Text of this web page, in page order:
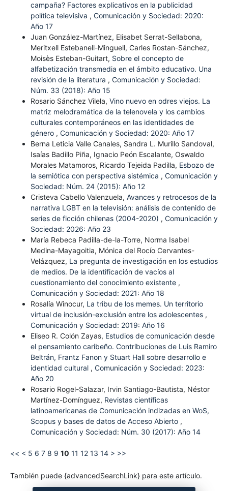
campaña? Factores explicativos en la publicidad
política televisiva , Comunicación y Sociedad: 2020:
Año 17
Juan González-Martínez, Elisabet Serrat-Sellabona,
Meritxell Estebanell-Minguell, Carles Rostan-Sánchez,
Moisès Esteban-Guitart, Sobre el concepto de
alfabetización transmedia en el ámbito educativo. Una
revisión de la literatura , Comunicación y Sociedad:
Núm. 33 (2018): Año 15
Rosario Sánchez Vilela, Vino nuevo en odres viejos. La
matriz melodramática de la telenovela y los cambios
culturales contemporáneos en las identidades de
género , Comunicación y Sociedad: 2020: Año 17
Berna Leticia Valle Canales, Sandra L. Murillo Sandoval,
Isaías Badillo Piña, Ignacio Peón Escalante, Oswaldo
Morales Matamoros, Ricardo Tejeida Padilla, Esbozo de
la semiótica con perspectiva sistémica , Comunicación y
Sociedad: Núm. 24 (2015): Año 12
Cristeva Cabello Valenzuela, Avances y retrocesos de la
narrativa LGBT en la televisión: análisis de contenido de
series de ficción chilenas (2004-2020) , Comunicación y
Sociedad: 2026: Año 23
María Rebeca Padilla-de-la-Torre, Norma Isabel
Medina-Mayagoitia, Mónica del Rocío Cervantes-
Velázquez, La pregunta de investigación en los estudios
de medios. De la identificación de vacíos al
cuestionamiento del conocimiento existente ,
Comunicación y Sociedad: 2021: Año 18
Rosalía Winocur, La tribu de los memes. Un territorio
virtual de inclusión-exclusión entre los adolescentes ,
Comunicación y Sociedad: 2019: Año 16
Eliseo R. Colón Zayas, Estudios de comunicación desde
el pensamiento caribeño. Contribuciones de Luis Ramiro
Beltrán, Frantz Fanon y Stuart Hall sobre desarrollo e
identidad cultural , Comunicación y Sociedad: 2023:
Año 20
Rosario Rogel-Salazar, Irvin Santiago-Bautista, Néstor
Martínez-Domínguez, Revistas científicas
latinoamericanas de Comunicación indizadas en WoS,
Scopus y bases de datos de Acceso Abierto ,
Comunicación y Sociedad: Núm. 30 (2017): Año 14
<< < 5 6 7 8 9 10 11 12 13 14 > >>
También puede {advancedSearchLink} para este artículo.